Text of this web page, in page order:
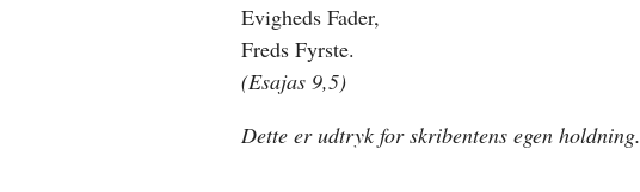
Evigheds Fader,
Freds Fyrste.
(Esajas 9,5)
Dette er udtryk for skribentens egen holdning.